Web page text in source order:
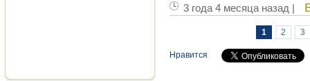
3 года 4 месяца назад |
1 2 3
Нравится